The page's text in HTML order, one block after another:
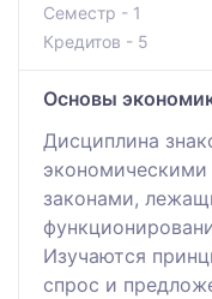
Семестр - 1
Кредитов - 5
Основы
Дисциплина
экономическими
законами,
Изучаются
спрос и